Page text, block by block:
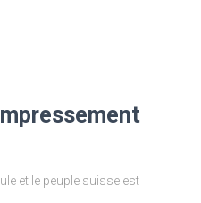
et le peuple suisse est